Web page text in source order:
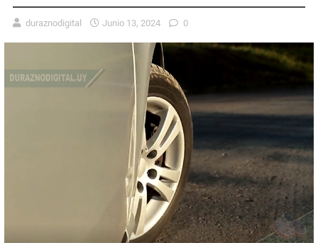
duraznodigital Junio 13, 2024 0